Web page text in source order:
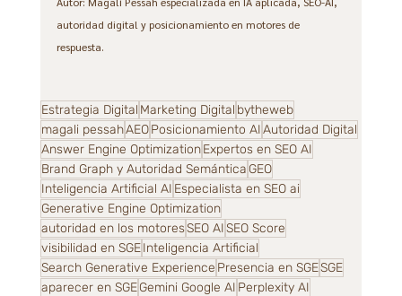
autoridad digital y posicionamiento en motores de
respuesta.
Estrategia Digital Marketing Digital bytheweb
magali pessahAEOPosicionamiento AIAutoridad Digital
Answer Engine OptimizationExpertos en SEO AI
Brand Graph y Autoridad Semántica GEO
Inteligencia Artificial AI Especialista en SEO ai
Generative Engine Optimization
autoridad en los motoresSEO AISEO Score
visibilidad en SGEInteligencia Artificial
Search Generative Experience Presencia en SGESGE
aparecer en SGEGemini Google AI Perplexity AI